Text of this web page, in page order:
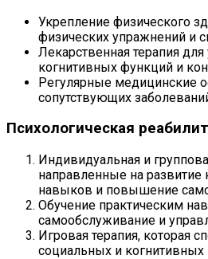
Укрепление физического
физических упражнений и
Лекарственная терапия
когнитивных функций и
Регулярные медицинские
сопутствующих
Психологическая
Индивидуальная и
направленные на
навыков и повышение
Обучение практическим
самообслуживание и
Игровая терапия, которая
социальных и